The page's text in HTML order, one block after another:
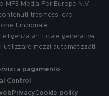
Media For Europe N.V. -
trasmessi e/o
funzionale
artificiale generativa.
utilizzare mezzi automatizzati
a pagamento
Control
PrivacyCookie policy